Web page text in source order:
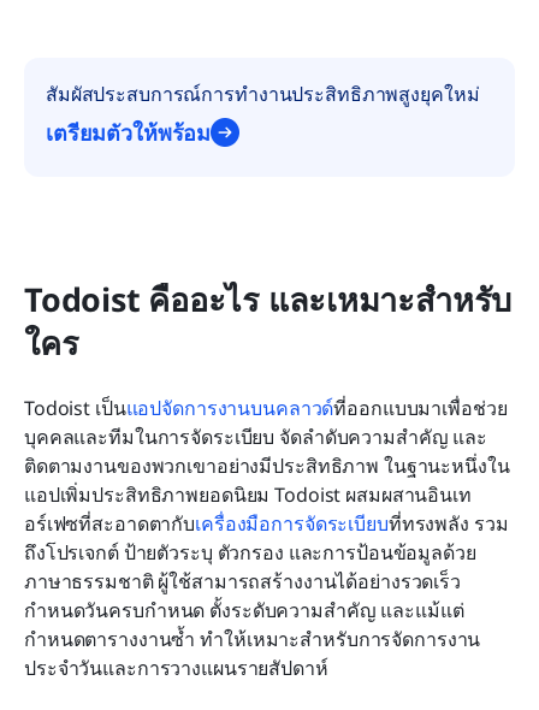
สัมผัสประสบการณ์การทำงานประสิทธิภาพสูงยุคใหม่
เตรียมตัวให้พร้อม
Todoist คืออะไร และเหมาะสำหรับ
ใคร
Todoist เป็นแอปจัดการงานบนคลาวด์ที่ออกแบบมาเพื่อช่วย
บุคคลและทีมในการจัดระเบียบ จัดลำดับความสำคัญ และ
ติดตามงานของพวกเขาอย่างมีประสิทธิภาพ ในฐานะหนึ่งใน
แอปเพิ่มประสิทธิภาพยอดนิยม Todoist ผสมผสานอินเท
อร์เฟซที่สะอาดตากับเครื่องมือการจัดระเบียบที่ทรงพลัง รวม
ถึงโปรเจกต์ ป้ายตัวระบุ ตัวกรอง และการป้อนข้อมูลด้วย
ภาษาธรรมชาติ ผู้ใช้สามารถสร้างงานได้อย่างรวดเร็ว
กำหนดวันครบกำหนด ตั้งระดับความสำคัญ และแม้แต่
กำหนดตารางงานซ้ำ ทำให้เหมาะสำหรับการจัดการงาน
ประจำวันและการวางแผนรายสัปดาห์